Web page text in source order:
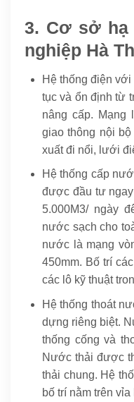
3. Cơ sở hạ
nghiệp Hà
Hệ thống điện
tục và ổn định từ
nâng cấp.
giao thông nội
xuất đi nổi, lưới
Hệ thống cấp
được đầu tư
5.000M3/ ngày
nước sạch cho
nước là mạng
450mm. Bố trí
các lô kỹ thuật
Hệ thống thoát
dựng riêng biệt.
thống cống và
Nước thải được
thải chung. Hệ
bố trí nằm trên